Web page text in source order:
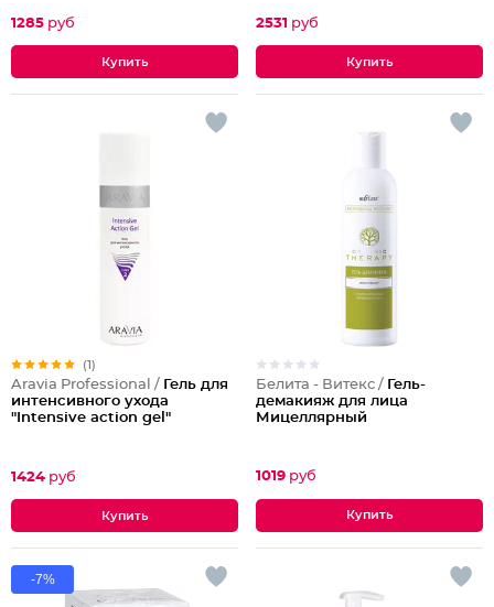
1285 руб 2531 руб
(1)
Aravia Professional / Гель для
интенсивного ухода
"Intensive action gel"
1424 руб
Белита - Витекс / Гель-
демакияж для лица
Мицеллярный
1019 руб
-7%